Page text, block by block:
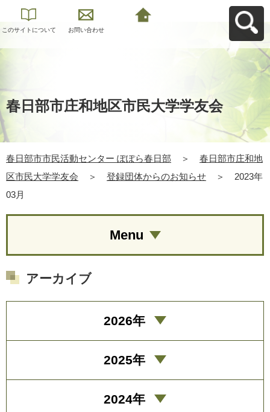
このサイトについて お問い合わせ
春日部市庄和地区市民大学学友会
春日部市市民活動センター ぽぽら春日部 ＞
春日部市庄和地
区市民大学学友会
＞ 登録団体からのお知らせ ＞
2023年
03月
Menu
アーカイブ
2026年
2025年
2024年